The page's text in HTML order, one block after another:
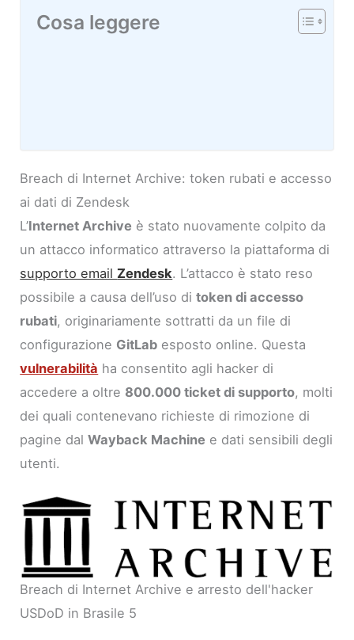
Cosa leggere
Breach di Internet Archive: token rubati e accesso
ai dati di Zendesk
L’Internet Archive è stato nuovamente colpito da
un attacco informatico attraverso la piattaforma di
supporto email Zendesk. L’attacco è stato reso
possibile a causa dell’uso ditoken di accesso
rubati, originariamente sottratti da un file di
configurazione GitLab esposto online. Questa
vulnerabilità ha consentito agli hacker di
accedere a oltre 800.000 ticket di supporto, molti
dei quali contenevano richieste di rimozione di
pagine dalWayback Machine e dati sensibili degli
utenti.
Breach di Internet Archive e arresto dell'hacker
USDoD in Brasile 5